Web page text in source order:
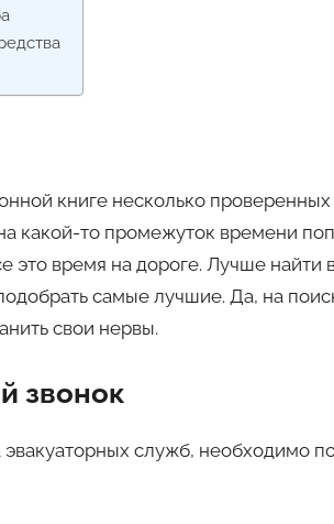
книге несколько
какой-то промежуток времени
это время на дороге. Лучше найти
самые лучшие. Да, на
свои нервы.
звонок
служб, необходимо